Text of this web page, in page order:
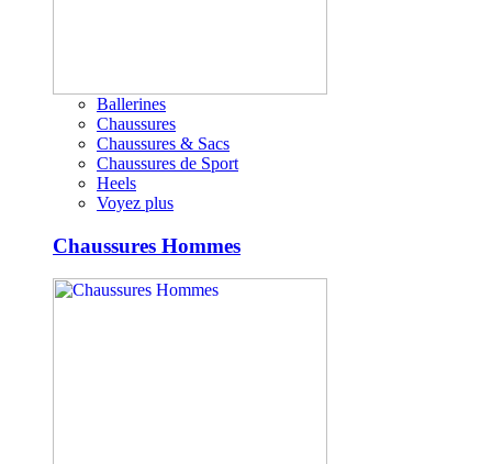
Ballerines
Chaussures
Chaussures & Sacs
Chaussures de Sport
Heels
Voyez plus
Chaussures Hommes